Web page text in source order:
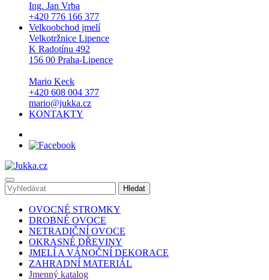
Ing. Jan Vrba
+420 776 166 377
Velkoobchod jmelí
Velkotržnice Lipence
K Radotínu 492
156 00 Praha-Lipence
Mario Keck
+420 608 004 377
mario@jukka.cz
KONTAKTY
OVOCNÉ STROMKY
DROBNÉ OVOCE
NETRADIČNÍ OVOCE
OKRASNÉ DŘEVINY
JMELÍ A VÁNOČNÍ DEKORACE
ZAHRADNÍ MATERIÁL
Jmenný katalog